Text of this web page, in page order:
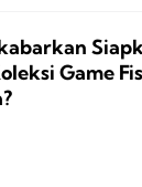
Game